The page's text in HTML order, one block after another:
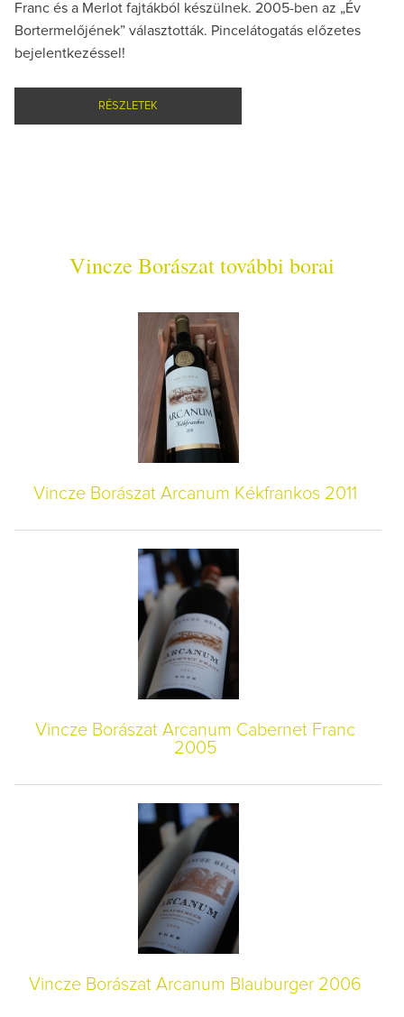
Franc és a Merlot fajtákból készülnek. 2005-ben az „Év
Bortermelőjének” választották. Pincelátogatás előzetes
bejelentkezéssel!
RÉSZLETEK
Vincze Borászat további borai
Vincze Borászat Arcanum Kékfrankos 2011
Vincze Borászat Arcanum Cabernet Franc
2005
Vincze Borászat Arcanum Blauburger 2006